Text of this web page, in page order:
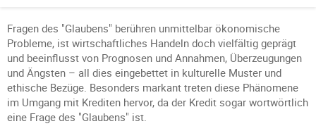
Fragen des "Glaubens" berühren unmittelbar ökonomische
Probleme, ist wirtschaftliches Handeln doch vielfältig geprägt
und beeinflusst von Prognosen und Annahmen, Überzeugungen
und Ängsten – all dies eingebettet in kulturelle Muster und
ethische Bezüge. Besonders markant treten diese Phänomene
im Umgang mit Krediten hervor, da der Kredit sogar wortwörtlich
eine Frage des "Glaubens" ist.